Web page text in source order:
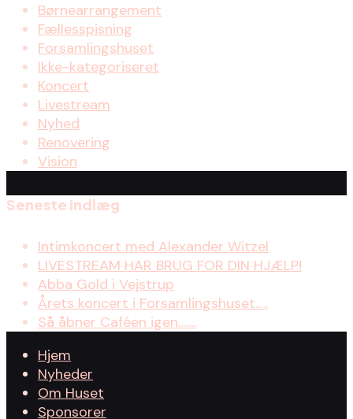
Børnearrangement
Fællesspisning
Forsamlingshuset
Ikke-kategoriseret
Koncert
Livestream
Nyhed
Renovering
Vision
Seneste indlæg
Intimkoncert med Alexander Witzel
LIVESTREAM HAR BRUG FOR DIN HJÆLP!
Abba Gold i Vejstrup
Årets koncert i Forsamlingshuset…..
Så åbner Caféen igen…….
Hjem
Nyheder
Om Huset
Sponsorer